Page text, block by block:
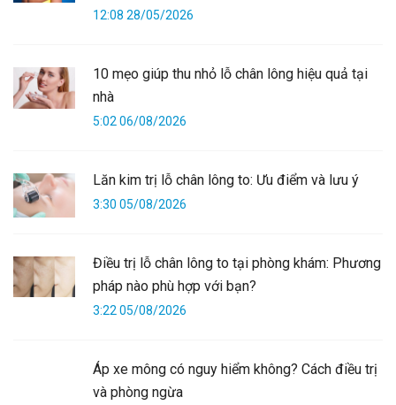
12:08 28/05/2026
10 mẹo giúp thu nhỏ lỗ chân lông hiệu quả tại
nhà
5:02 06/08/2026
Lăn kim trị lỗ chân lông to: Ưu điểm và lưu ý
3:30 05/08/2026
Điều trị lỗ chân lông to tại phòng khám: Phương
pháp nào phù hợp với bạn?
3:22 05/08/2026
Áp xe mông có nguy hiểm không? Cách điều trị
và phòng ngừa